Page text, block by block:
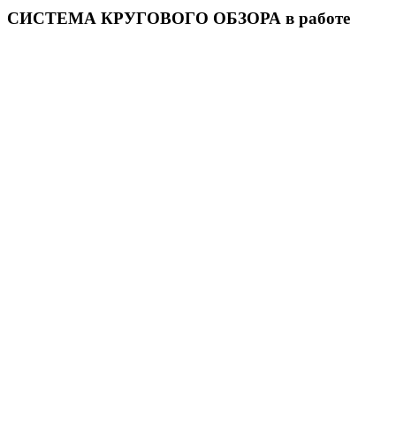
СИСТЕМА КРУГОВОГО ОБЗОРА в работе